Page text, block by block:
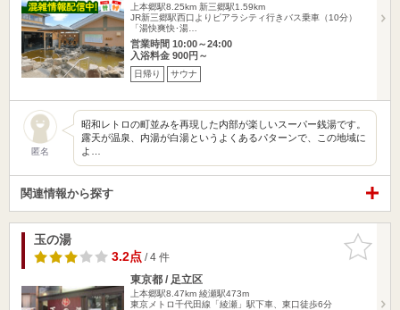
上本郷駅8.25km 新三郷駅1.59km
JR新三郷駅西口よりピアラシティ行きバス乗車（10分）
「湯快爽快･湯…
営業時間 10:00～24:00
入浴料金 900円～
日帰り サウナ
匿名
昭和レトロの町並みを再現した内部が楽しいスーパー銭湯です。
露天が温泉、内湯が白湯というよくあるパターンで、この地域に
よ…
関連情報から探す
お気に入
りに追加
玉の湯
3.2点/ 4 件
東京都 / 足立区
上本郷駅8.47km 綾瀬駅473m
東京メトロ千代田線「綾瀬」駅下車、東口徒歩6分